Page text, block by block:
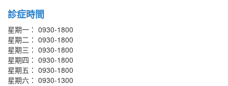
診症時間
星期一： 0930-1800
星期二： 0930-1800
星期三： 0930-1800
星期四： 0930-1800
星期五： 0930-1800
星期六： 0930-1300